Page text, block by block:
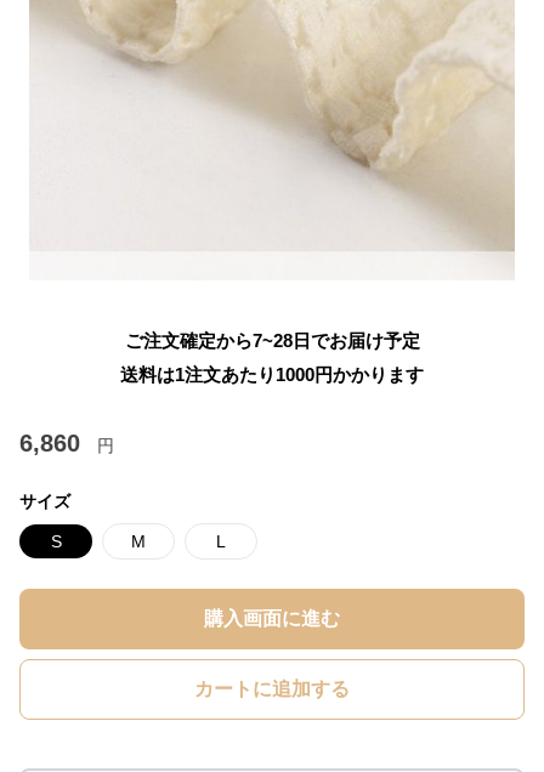
ご注文確定から7~28日でお届け予定
送料は1注文あたり 1000円かかります
6,860 円
サイズ
S M L
購入画面に進む
カートに追加する